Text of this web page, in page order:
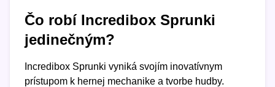
Čo robí Incredibox Sprunki
jedinečným?
Incredibox Sprunki vyniká svojím inovatívnym
prístupom k hernej mechanike a tvorbe hudby.